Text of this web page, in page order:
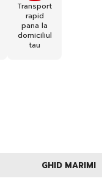
Transport
rapid
pana la
domiciliul
tau
GHID MARIMI